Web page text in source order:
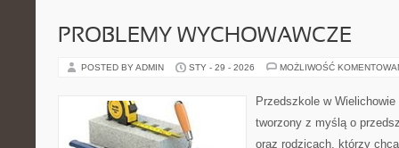
PROBLEMY WYCHOWAWCZE
POSTED BY ADMIN STY - 29 - 2026 MOŻLIWOŚĆ
Przedszkole w
tworzony z myślą o
oraz rodzicach, którzy